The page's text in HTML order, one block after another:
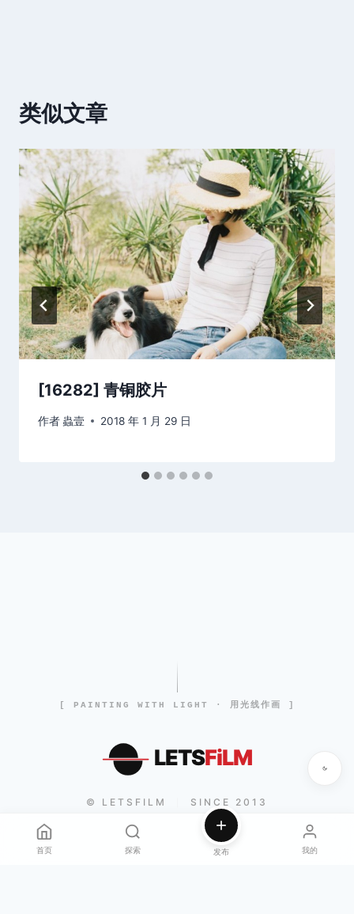
类似文章
[16282] 青铜胶片
作者 蟲壹 2018 年 1 月 29 日
[ PAINTING WITH LIGHT · 用光线作画 ]
LETSFiLM
© LETSFILM SINCE 2013
首页 探索 发布 我的